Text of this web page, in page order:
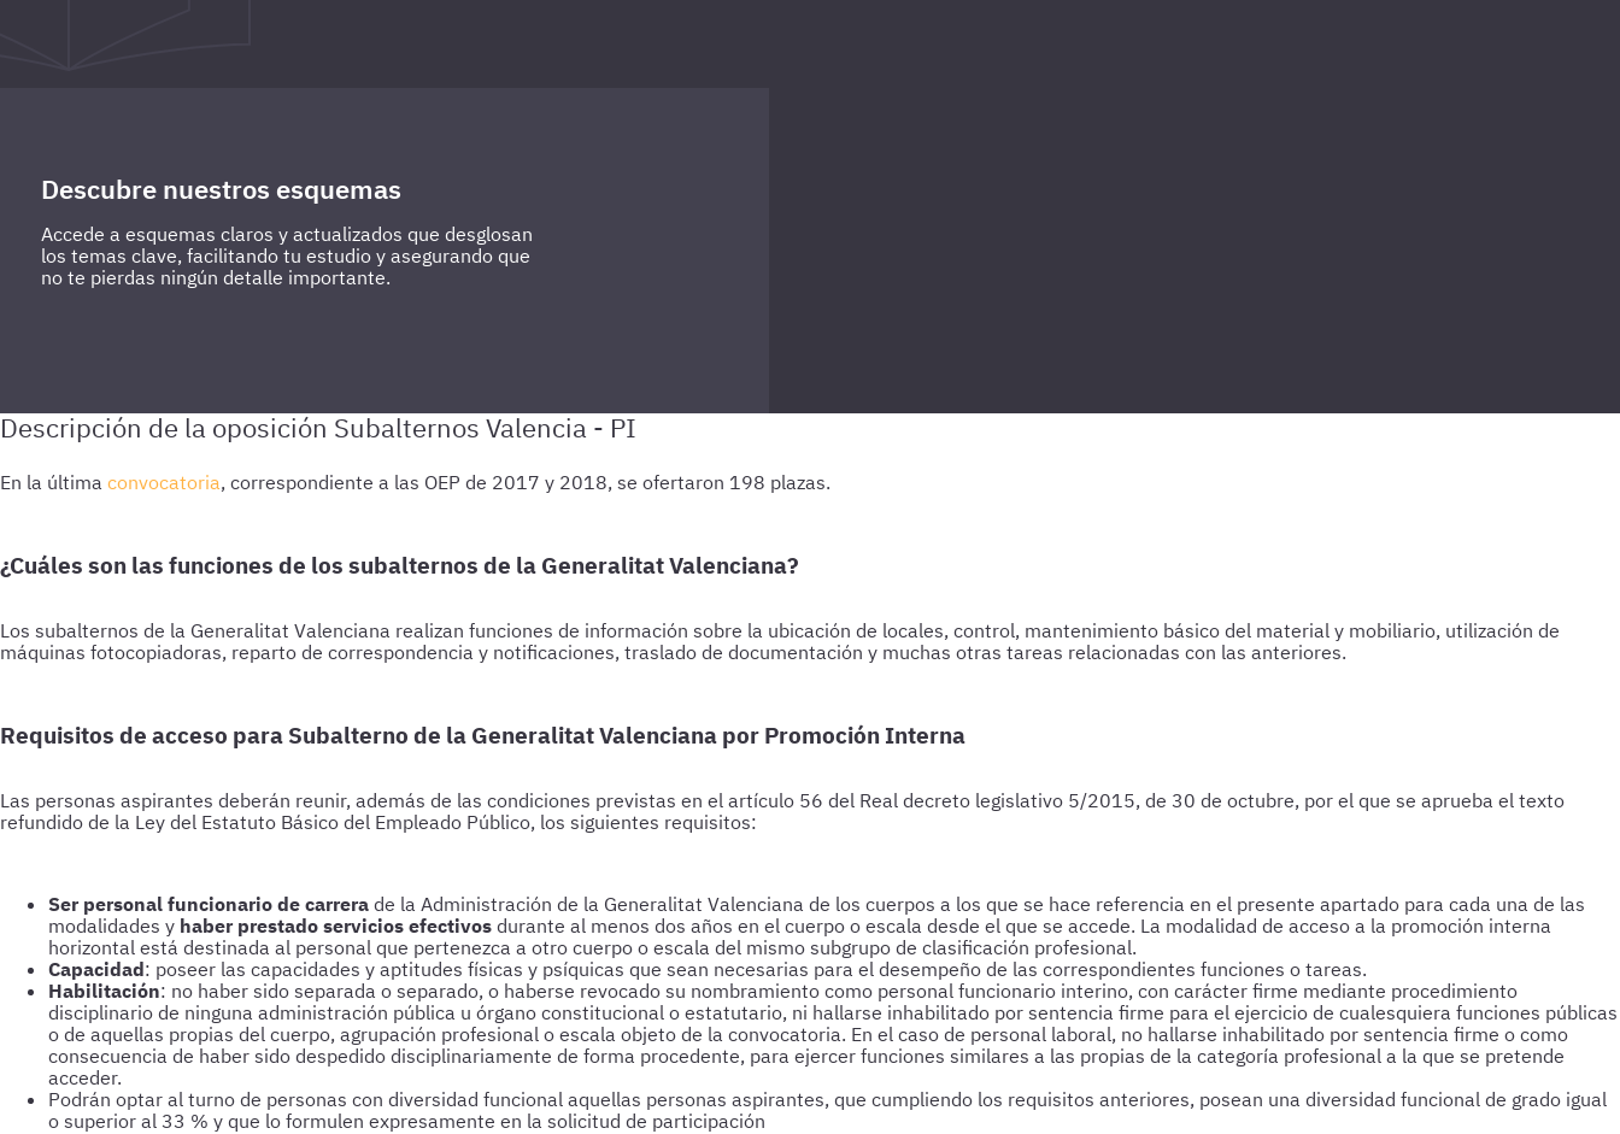
Descubre nuestros esquemas
Accede a esquemas claros y actualizados que desglosan
los temas clave, facilitando tu estudio y asegurando que
no te pierdas ningún detalle importante.
En la última convocatoria, correspondiente a las OEP de 2017 y 2018, se ofertaron 198 plazas.
¿Cuáles son las funciones de los subalternos de la Generalitat Valenciana?
Los subalternos de la Generalitat Valenciana realizan funciones de información sobre la ubicación de locales, control, mantenimiento básico del material y mobiliario, utilización de
máquinas fotocopiadoras, reparto de correspondencia y notificaciones, traslado de documentación y muchas otras tareas relacionadas con las anteriores.
Requisitos de acceso para Subalterno de la Generalitat Valenciana por Promoción Interna
Las personas aspirantes deberán reunir, además de las condiciones previstas en el artículo 56 del Real decreto legislativo 5/2015, de 30 de octubre, por el que se aprueba el texto
refundido de la Ley del Estatuto Básico del Empleado Público, los siguientes requisitos:
Ser personal funcionario de carrera de la Administración de la Generalitat Valenciana de los cuerpos a los que se hace referencia en el presente apartado para cada una de las
modalidades y haber prestado servicios efectivos durante al menos dos años en el cuerpo o escala desde el que se accede. La modalidad de acceso a la promoción interna
horizontal está destinada al personal que pertenezca a otro cuerpo o escala del mismo subgrupo de clasificación profesional.
Capacidad: poseer las capacidades y aptitudes físicas y psíquicas que sean necesarias para el desempeño de las correspondientes funciones o tareas.
Habilitación: no haber sido separada o separado, o haberse revocado su nombramiento como personal funcionario interino, con carácter firme mediante procedimiento
disciplinario de ninguna administración pública u órgano constitucional o estatutario, ni hallarse inhabilitado por sentencia firme para el ejercicio de cualesquiera funciones públicas
o de aquellas propias del cuerpo, agrupación profesional o escala objeto de la convocatoria. En el caso de personal laboral, no hallarse inhabilitado por sentencia firme o como
consecuencia de haber sido despedido disciplinariamente de forma procedente, para ejercer funciones similares a las propias de la categoría profesional a la que se pretende
acceder.
Podrán optar al turno de personas con diversidad funcional aquellas personas aspirantes, que cumpliendo los requisitos anteriores, posean una diversidad funcional de grado igual
o superior al 33 % y que lo formulen expresamente en la solicitud de participación